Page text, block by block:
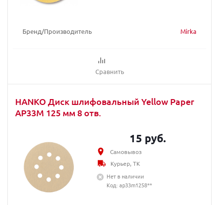
Бренд/Производитель Mirka
Сравнить
HANKO Диск шлифовальный Yellow Paper
AP33M 125 мм 8 отв.
15 руб.
Самовывоз
Курьер, ТК
Нет в наличии
Код: ap33m1258**